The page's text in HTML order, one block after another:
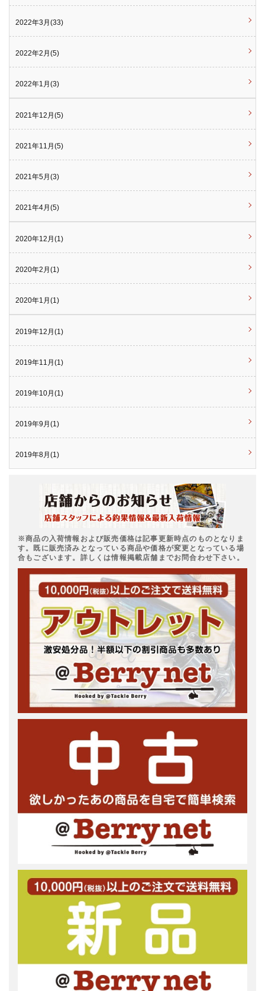
2022年3月(33)
2022年2月(5)
2022年1月(3)
2021年12月(5)
2021年11月(5)
2021年5月(3)
2021年4月(5)
2020年12月(1)
2020年2月(1)
2020年1月(1)
2019年12月(1)
2019年11月(1)
2019年10月(1)
2019年9月(1)
2019年8月(1)
※商品の入荷情報および販売価格は記事更新時点のものとなりま
す。既に販売済みとなっている商品や価格が変更となっている場
合もございます。詳しくは情報掲載店舗までお問合わせ下さい。